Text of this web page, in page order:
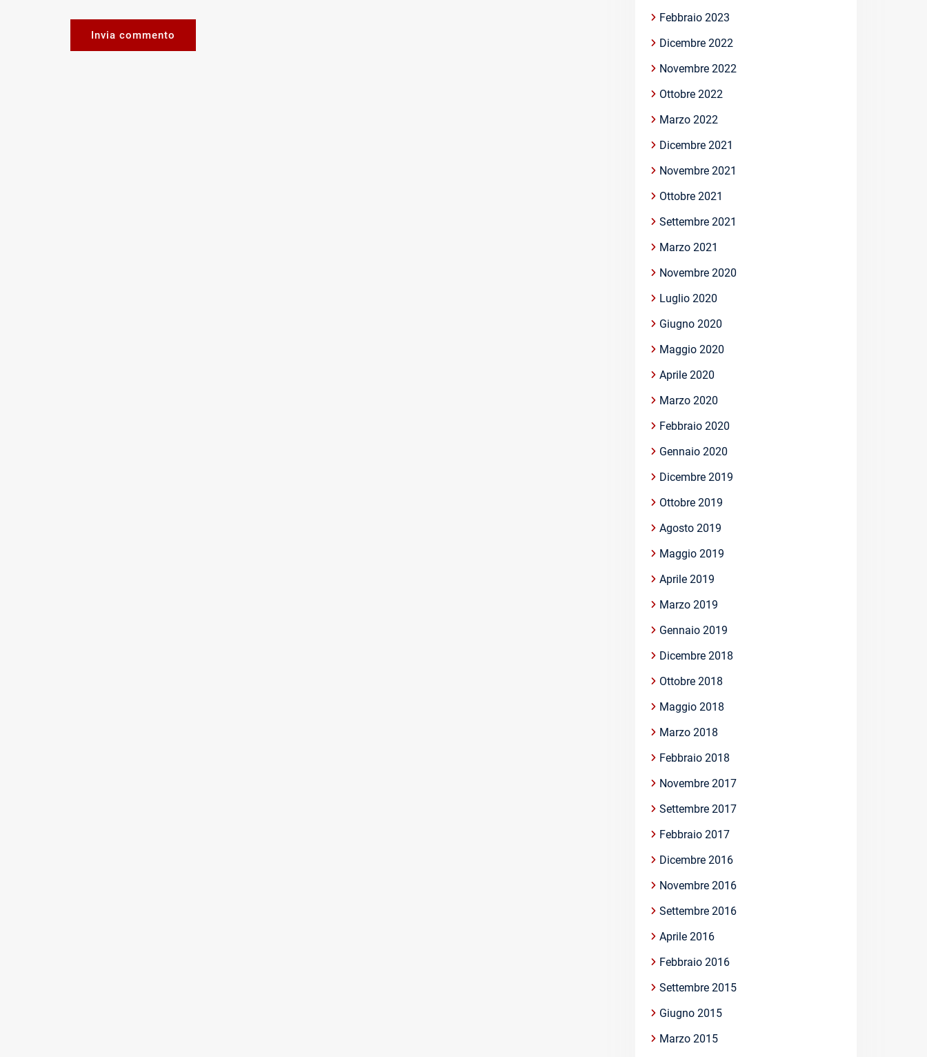
Febbraio 2023
Dicembre 2022
Novembre 2022
Ottobre 2022
Marzo 2022
Dicembre 2021
Novembre 2021
Ottobre 2021
Settembre 2021
Marzo 2021
Novembre 2020
Luglio 2020
Giugno 2020
Maggio 2020
Aprile 2020
Marzo 2020
Febbraio 2020
Gennaio 2020
Dicembre 2019
Ottobre 2019
Agosto 2019
Maggio 2019
Aprile 2019
Marzo 2019
Gennaio 2019
Dicembre 2018
Ottobre 2018
Maggio 2018
Marzo 2018
Febbraio 2018
Novembre 2017
Settembre 2017
Febbraio 2017
Dicembre 2016
Novembre 2016
Settembre 2016
Aprile 2016
Febbraio 2016
Settembre 2015
Giugno 2015
Marzo 2015